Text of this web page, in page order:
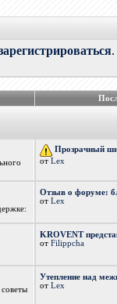
Прозрачный
отLex
Отзыв о форуме:
отLex
KROVENT
отFilippcha
Утепление над
отLex